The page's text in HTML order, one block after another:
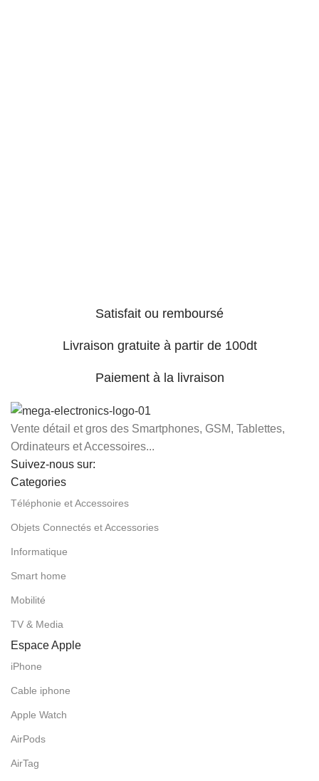
Satisfait ou remboursé
Livraison gratuite à partir de 100dt
Paiement à la livraison
Vente détail et gros des Smartphones, GSM, Tablettes,
Ordinateurs et Accessoires...
Suivez-nous sur:
Categories
Téléphonie et Accessoires
Objets Connectés et Accessories
Informatique
Smart home
Mobilité
TV & Media
Espace Apple
iPhone
Cable iphone
Apple Watch
AirPods
AirTag